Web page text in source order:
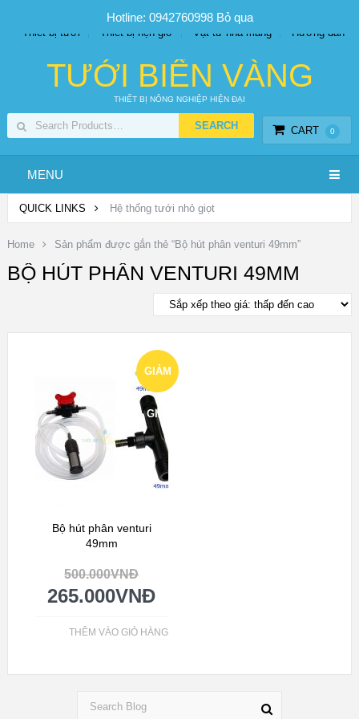
SP PHUN SƯƠNG GIÁ TỐT Bộ KIT tưới
Thiết bị tưới
Thiết bị hẹn giờ Vật tư nhà màng Hướng dẫn
TƯỚI BIỂN VÀNG
THIẾT BỊ NÔNG NGHIỆP HIỆN ĐẠI
CART 0
MENU
QUICK LINKS Hệ thống tưới nhỏ giọt
Home Sản phẩm được gắn thẻ “Bộ hút phân venturi 49mm”
BỘ HÚT PHÂN VENTURI 49MM
GIẢM
GIÁ!
Bộ hút phân venturi
49mm
500.000VNĐ
265.000VNĐ
THÊM VÀO GIỎ HÀNG
Hotline: 0942760998 Bỏ qua